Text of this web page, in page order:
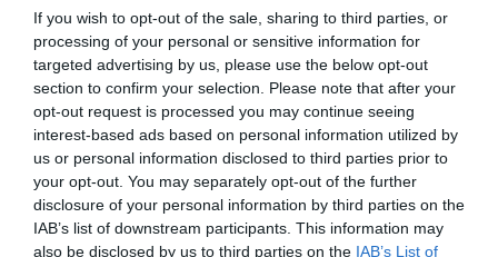
If you wish to opt-out of the sale, sharing to third parties, or
processing of your personal or sensitive information for
targeted advertising by us, please use the below opt-out
section to confirm your selection. Please note that after your
opt-out request is processed you may continue seeing
interest-based ads based on personal information utilized by
us or personal information disclosed to third parties prior to
your opt-out. You may separately opt-out of the further
disclosure of your personal information by third parties on the
IAB’s list of downstream participants. This information may
also be disclosed by us to third parties on the IAB’s List of
😂😂😂😂
RÉPONDRE
LAISSER UN COMMENTAIRE